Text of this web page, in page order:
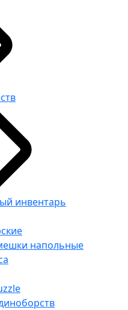
инвентарь
напольные